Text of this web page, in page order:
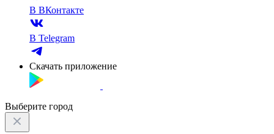
В ВКонтакте
В Telegram
Скачать приложение
Выберите город